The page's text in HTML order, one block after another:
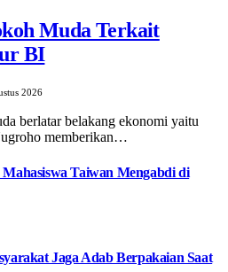
Muda Terkait
BI
2026
berlatar belakang ekonomi yaitu
memberikan…
Taiwan Mengabdi di
Jaga Adab Berpakaian Saat